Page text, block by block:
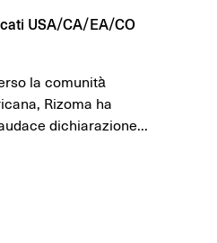
USA/CA/EA/CO
la comunità
Rizoma ha
dichiarazione...